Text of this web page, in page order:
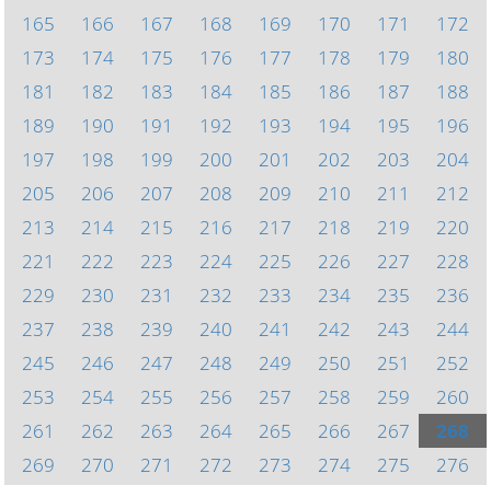
165
166 167 168 169 170 171
172
173
174 175 176 177 178 179
180
181
182 183 184 185 186 187
188
189
190 191 192 193 194 195
196
197
198 199 200 201 202 203
204
205
206 207 208 209 210 211
212
213
214 215 216 217 218 219
220
221
222 223 224 225 226 227
228
229
230 231 232 233 234 235
236
237
238 239 240 241 242 243
244
245
246 247 248 249 250 251
252
253
254 255 256 257 258 259
260
261
262 263 264 265 266 267
268
269
270 271 272 273 274 275
276